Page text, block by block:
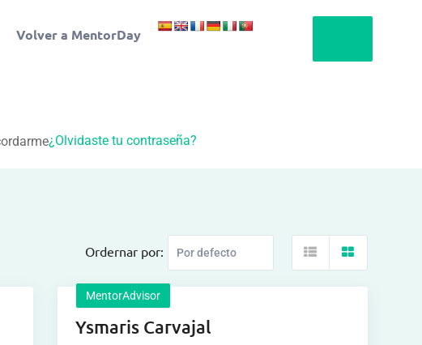
Volver a MentorDay
¿Olvidaste tu contraseña?
Ordernar por:
MentorAdvisor
Ysmaris Carvajal